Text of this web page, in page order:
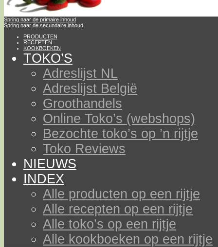
Spring naar de primaire inhoud
Spring naar de secundaire inhoud
PRODUCTEN
RECEPTEN
KOOKBOEKEN
TOKO’S
Adreslijst NL
Adreslijst België
Groothandels
Online Toko’s (webshops)
Bezochte toko’s op ’n rijtje
Toko Reviews
NIEUWS
INDEX
Alle producten op een rijtje
Alle recepten op een rijtje
Alle toko’s op een rijtje
Alle kookboeken op een rijtje